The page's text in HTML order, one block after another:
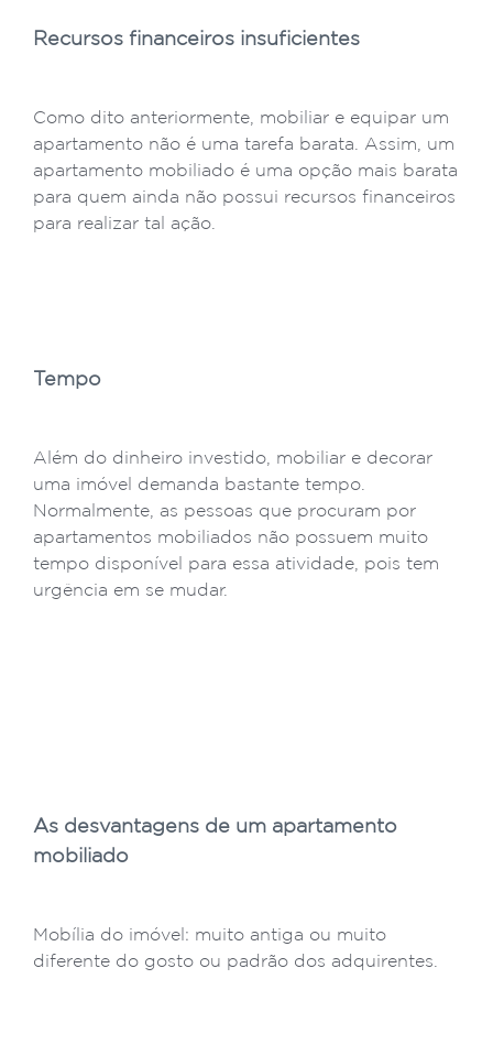
Recursos financeiros insuficientes
Como dito anteriormente, mobiliar e equipar um
apartamento não é uma tarefa barata. Assim, um
apartamento mobiliado é uma opção mais barata
para quem ainda não possui recursos financeiros
para realizar tal ação.
Tempo
Além do dinheiro investido, mobiliar e decorar
uma imóvel demanda bastante tempo.
Normalmente, as pessoas que procuram por
apartamentos mobiliados não possuem muito
tempo disponível para essa atividade, pois tem
urgência em se mudar.
As desvantagens de um apartamento
mobiliado
Mobília do imóvel: muito antiga ou muito
diferente do gosto ou padrão dos adquirentes.